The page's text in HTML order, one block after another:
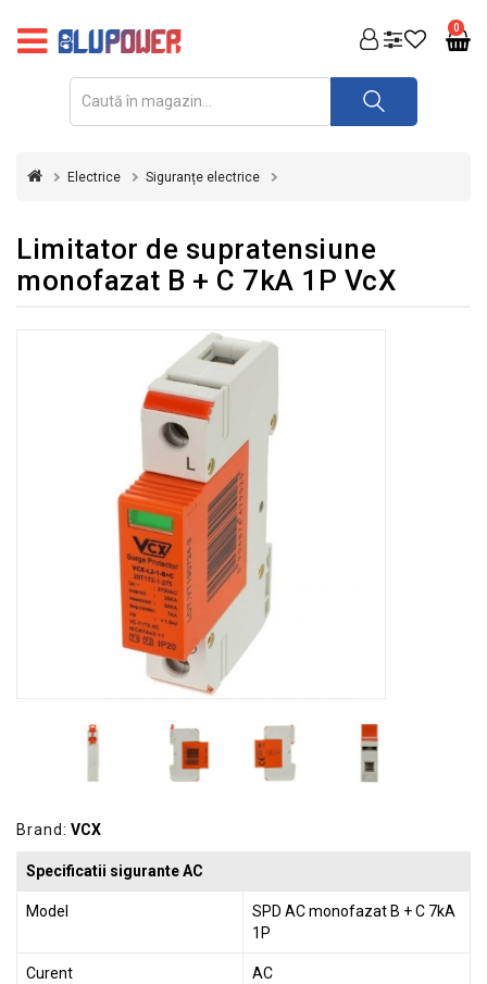
0
FOTOVOLTAICE
REDRESOARE
INVERTOARE
Electrice Siguranțe electrice
Limitator de supratensiune
monofazat B + C 7kA 1P VcX
Brand: VCX
Specificatii sigurante AC
Model
SPD AC monofazat B + C 7kA
1P
Curent AC